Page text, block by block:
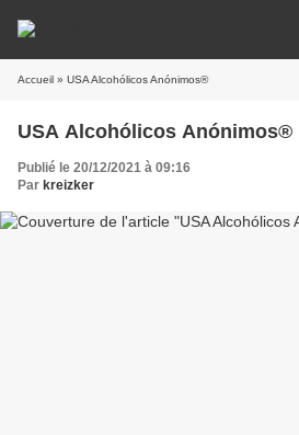
Accueil » USA Alcohólicos Anónimos®
USA Alcohólicos Anónimos®
Publié le 20/12/2021 à 09:16
Par kreizker